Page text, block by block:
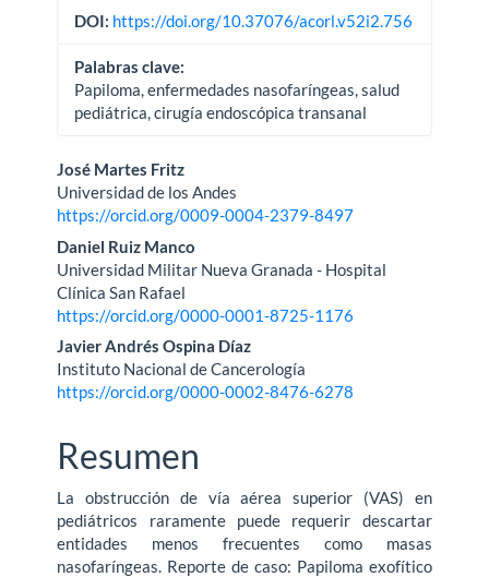
DOI: https://doi.org/10.37076/acorl.v52i2.756
Palabras clave:
Papiloma, enfermedades nasofaríngeas, salud
pediátrica, cirugía endoscópica transanal
Contenido
principal
del
artículo
José Martes Fritz
Universidad de los Andes
https://orcid.org/0009-0004-2379-8497
Daniel Ruiz Manco
Universidad Militar Nueva Granada - Hospital
Clínica San Rafael
https://orcid.org/0000-0001-8725-1176
Javier Andrés Ospina Díaz
Instituto Nacional de Cancerología
https://orcid.org/0000-0002-8476-6278
Resumen
La obstrucción de vía aérea superior (VAS) en
pediátricos raramente puede requerir descartar
entidades menos frecuentes como masas
nasofaríngeas. Reporte de caso: Papiloma exofítico